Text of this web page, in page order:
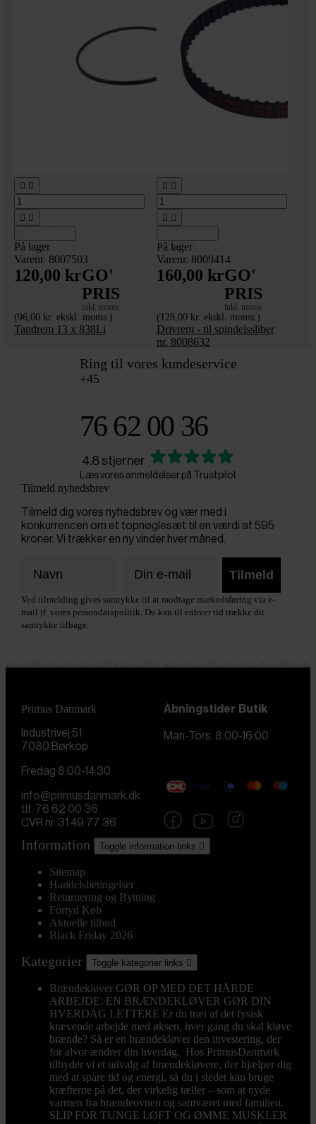
 
 
På lager
Varenr. 8007503
120,00 krGO'
PRIS
inkl. moms
(96,00 kr. ekskl. moms.)
Tandrem 13 x 838Li
 
 
På lager
Varenr. 8009414
160,00 krGO'
PRIS
inkl. moms
(128,00 kr. ekskl. moms.)
Drivrem - til spindelssliber
nr. 8008632
Ring til vores kundeservice
+45
76 62 00 36
4.8 stjerner
Læs vores anmeldelser på Trustpilot
Tilmeld nyhedsbrev
Tilmeld dig vores nyhedsbrev og vær med i
konkurrencen om et topnøglesæt til en værdi af 595
kroner. Vi trækker en ny vinder hver måned.
Tilmeld
Ved tilmelding gives samtykke til at modtage markedsføring via e-
mail jf. vores persondatapolitik. Du kan til enhver tid trække dit
samtykke tilbage.
Primus Danmark
Industrivej 51
7080 Børkop
Åbningstider Butik
Man-Tors. 8:00-16:00
Fredag 8:00-14:30
info@primusdanmark.dk
tlf. 76 62 00 36
CVR nr. 31 49 77 36
Information Toggle information links 
Sitemap
Handelsbetingelser
Returnering og Bytning
Fortyd Køb
Aktuelle tilbud
Black Friday 2026
Kategorier Toggle kategorier links 
Brændekløver GØR OP MED DET HÅRDE
ARBEJDE: EN BRÆNDEKLØVER GØR DIN
HVERDAG LETTERE Er du træt af det fysisk
krævende arbejde med øksen, hver gang du skal kløve
brænde? Så er en brændekløver den investering, der
for alvor ændrer din hverdag. Hos PrimusDanmark
tilbyder vi et udvalg af brændekløvere, der hjælper dig
med at spare tid og energi, så du i stedet kan bruge
kræfterne på det, der virkelig tæller – som at nyde
varmen fra brændeovnen og samværet med familien.
SLIP FOR TUNGE LØFT OG ØMME MUSKLER